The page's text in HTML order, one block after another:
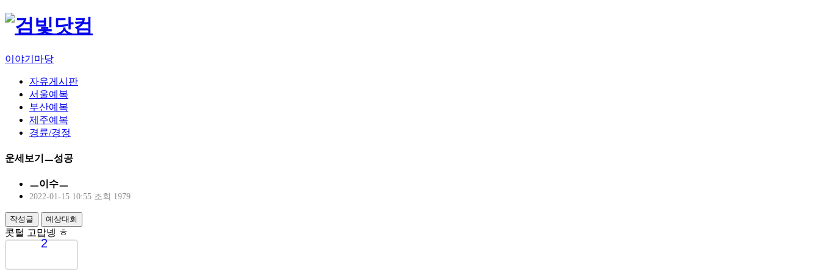
이야기마당
자유게시판
서울예복
부산예복
제주예복
경륜/경정
운세보기ㅡ성공
ㅡ이수ㅡ
2022-01-15 10:55 조회 1979
작성글 예상대회
콧털 고맙넹 ㅎ
2